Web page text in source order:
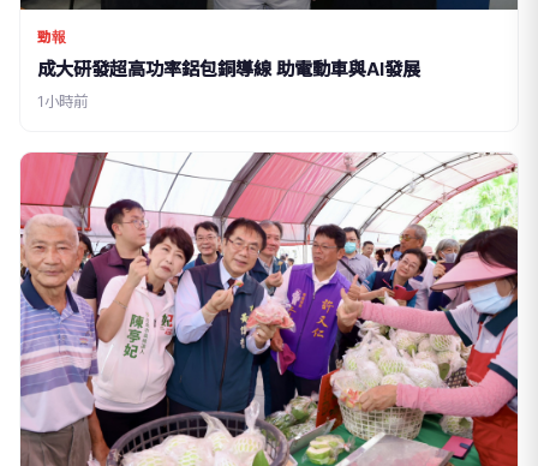
勁報
成大研發超高功率鋁包銅導線 助電動車與AI發展
1小時前